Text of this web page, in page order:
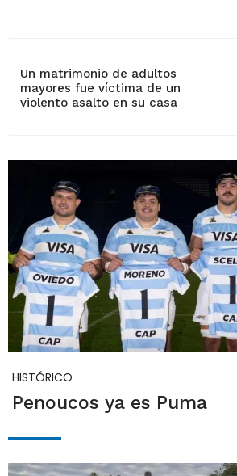
Un matrimonio de adultos
mayores fue víctima de un
violento asalto en su casa
HISTÓRICO
Penoucos ya es Puma